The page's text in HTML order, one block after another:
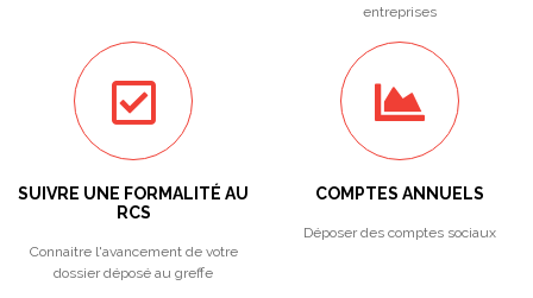
entreprises
SUIVRE UNE FORMALITÉ AU
RCS
Connaitre l'avancement de votre
dossier déposé au greffe
COMPTES ANNUELS
Déposer des comptes sociaux